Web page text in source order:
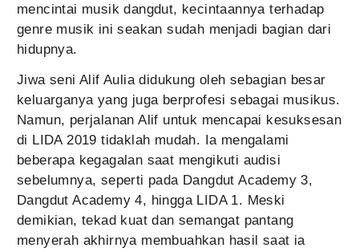
mencintai musik dangdut, kecintaannya terhadap
genre musik ini seakan sudah menjadi bagian dari
hidupnya.
Jiwa seni Alif Aulia didukung oleh sebagian besar
keluarganya yang juga berprofesi sebagai musikus.
Namun, perjalanan Alif untuk mencapai kesuksesan
di LIDA 2019 tidaklah mudah. Ia mengalami
beberapa kegagalan saat mengikuti audisi
sebelumnya, seperti pada Dangdut Academy 3,
Dangdut Academy 4, hingga LIDA 1. Meski
demikian, tekad kuat dan semangat pantang
menyerah akhirnya membuahkan hasil saat ia